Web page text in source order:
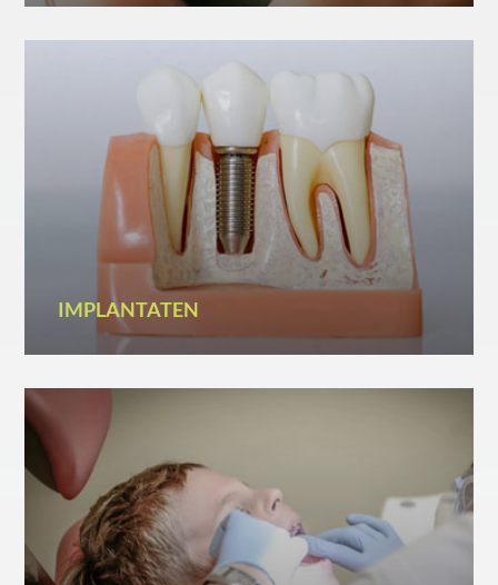
IMPLANTATEN